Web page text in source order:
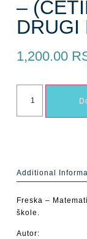
–
DRUGI
1,200.00
Additional
Freska –
škole.
Autor: